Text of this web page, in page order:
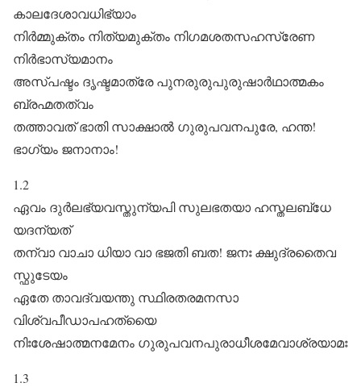
കാലദേശാവധിഭ്യാം
നിർമ്മുക്തം നിത്യമുക്തം നിഗമശതസഹസ്രേണ
നിർഭാസ്യമാനം
അസ്പഷ്ടം ദൃഷ്ടമാത്രേ പുനരുരുപുരുഷാർഥാത്മകം
ബ്രഹ്മതത്വം
തത്താവത് ഭാതി സാക്ഷാൽ ഗുരുപവനപുരേ, ഹന്ത!
ഭാഗ്യം ജനാനാം!
1.2
ഏവം ദുർലഭ്യവസ്തുന്യപി സുലഭതയാ ഹസ്തലബ്‌ധേ
യദന്യത്
തന്വാ വാചാ ധിയാ വാ ഭജതി ബത! ജനഃ ക്ഷുദ്രതൈവ
സ്ഫുടേയം
ഏതേ താവദ്വയന്തു സ്ഥിരതരമനസാ
വിശ്വപീഡാപഹത്യൈ
നിഃശേഷാത്മനമേനം ഗുരുപവനപുരാധീശമേവാശ്രയാമഃ
1.3